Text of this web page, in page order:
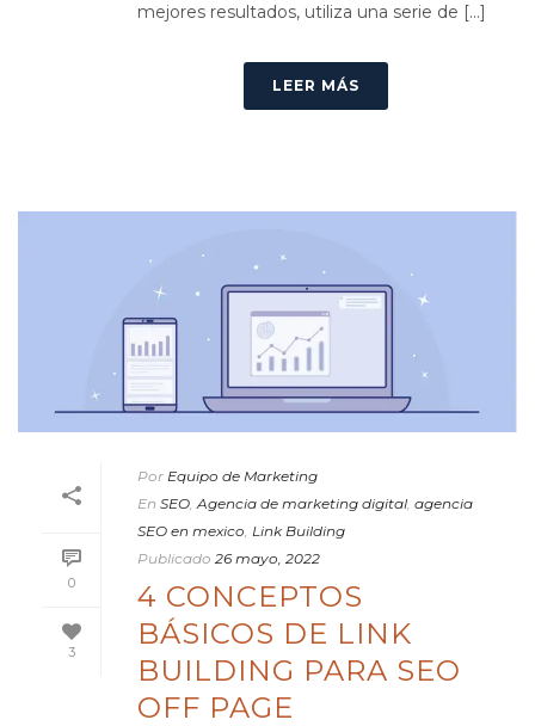
mejores resultados, utiliza una serie de [...]
LEER MÁS
0
3
Por Equipo de Marketing
En SEO Agencia de marketing digital agencia
SEO en mexico Link Building
Publicado 26 mayo, 2022
4 CONCEPTOS
BÁSICOS DE LINK
BUILDING PARA SEO
OFF PAGE